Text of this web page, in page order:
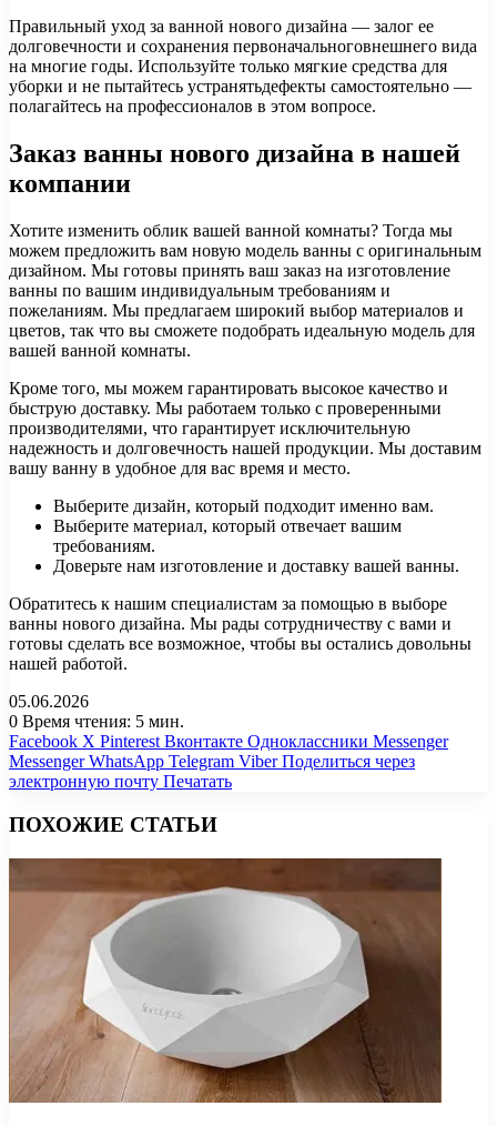
Правильный уход за ванной нового дизайна — залог ее
долговечности и сохранения первоначальноговнешнего вида
на многие годы. Используйте только мягкие средства для
уборки и не пытайтесь устранятьдефекты самостоятельно —
полагайтесь на профессионалов в этом вопросе.
Заказ ванны нового дизайна в нашей
компании
Хотите изменить облик вашей ванной комнаты? Тогда мы
можем предложить вам новую модель ванны с оригинальным
дизайном. Мы готовы принять ваш заказ на изготовление
ванны по вашим индивидуальным требованиям и
пожеланиям. Мы предлагаем широкий выбор материалов и
цветов, так что вы сможете подобрать идеальную модель для
вашей ванной комнаты.
Кроме того, мы можем гарантировать высокое качество и
быструю доставку. Мы работаем только с проверенными
производителями, что гарантирует исключительную
надежность и долговечность нашей продукции. Мы доставим
вашу ванну в удобное для вас время и место.
Выберите дизайн, который подходит именно вам.
Выберите материал, который отвечает вашим
требованиям.
Доверьте нам изготовление и доставку вашей ванны.
Обратитесь к нашим специалистам за помощью в выборе
ванны нового дизайна. Мы рады сотрудничеству с вами и
готовы сделать все возможное, чтобы вы остались довольны
нашей работой.
05.06.2026
0 Время чтения: 5 мин.
Facebook X Pinterest Вконтакте Одноклассники Messenger
Messenger WhatsApp Telegram Viber Поделиться через
электронную почту Печатать
ПОХОЖИЕ СТАТЬИ